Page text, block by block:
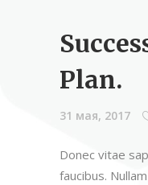
Plan.
31 мая, 2017
Donec vitae
faucibus.